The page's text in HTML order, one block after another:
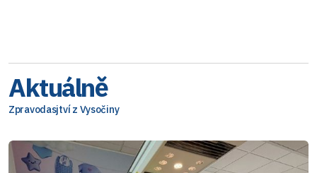
Aktuálně
Zpravodasjtví z Vysočiny